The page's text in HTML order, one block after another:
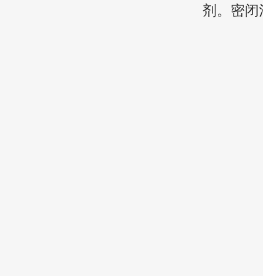
剂。密闭